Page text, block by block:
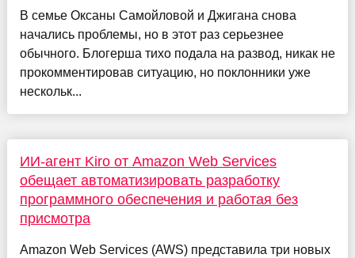
В семье Оксаны Самойловой и Джигана снова
начались проблемы, но в этот раз серьезнее
обычного. Блогерша тихо подала на развод, никак не
прокомментировав ситуацию, но поклонники уже
нескольк...
ИИ-агент Kiro от Amazon Web Services
обещает автоматизировать разработку
программного обеспечения и работая без
присмотра
Amazon Web Services (AWS) представила три новых